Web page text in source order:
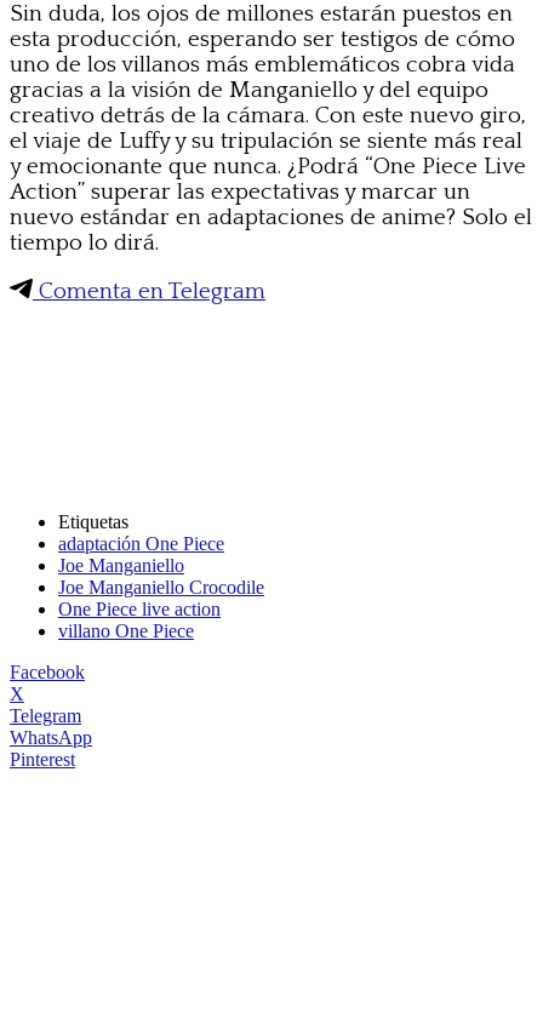
Sin duda, los ojos de millones estarán puestos en
esta producción, esperando ser testigos de cómo
uno de los villanos más emblemáticos cobra vida
gracias a la visión de Manganiello y del equipo
creativo detrás de la cámara. Con este nuevo giro,
el viaje de Luffy y su tripulación se siente más real
y emocionante que nunca. ¿Podrá “One Piece Live
Action” superar las expectativas y marcar un
nuevo estándar en adaptaciones de anime? Solo el
tiempo lo dirá.
Comenta en Telegram
Etiquetas
adaptación One Piece
Joe Manganiello
Joe Manganiello Crocodile
One Piece live action
villano One Piece
Facebook
X
Telegram
WhatsApp
Pinterest